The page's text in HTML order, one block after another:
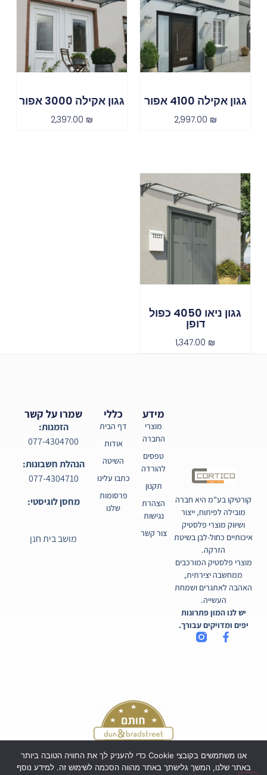
גגון אקילה 4100 אפור
2,997.00 ₪
גגון אקילה 3000 אפור
2,397.00 ₪
גגון ניאו 4050 כפול
דופן
1,347.00 ₪
קורטיקו בע"מ היא חברה
מובילה לפיתוח, ייצור
ושיווק מוצרי פלסטיק
איכותיים כחול-לבן בשיטת
הזרקה.
מוצרי פלסטיק המורכבים
ממחשבה יצירתית,
האהבה לאתגרים ושמחת
העשייה.
יש לנו המון פתרונות
יפים ומדויקים עבורך.
כללי
דף הבית
אודות
השיטה
כתבו עלינו
פרסומות
שלנו
מידע
מוצרי
החברה
טפסים
להורדה
תקנון
הצהרת
נגישות
צור קשר
שמרו על קשר
הזמנות:
077-4304700
הנהלת חשבונות:
077-4304710
מחסן לוגיסטי:
מושב בית חנן
אנו משתמשים בקובצי Cookie כדי להעניק לך את החוויה הטובה ביותר
באתר שלנו, המשך גלישתך באתר מהווה הסכמה לשימוש זה. למידע נוסף